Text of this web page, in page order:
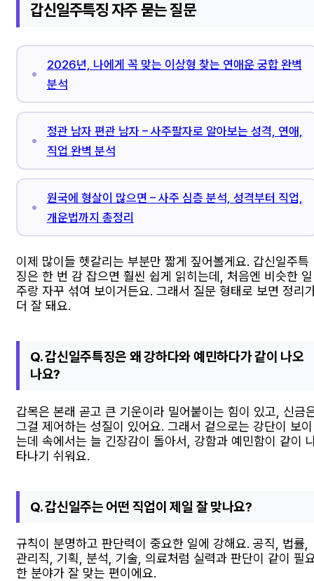
갑신일주특징 자주 묻는 질문
2026년, 나에게 꼭 맞는 이상형 찾는 연애운 궁합 완벽
분석
정관 남자 편관 남자 – 사주팔자로 알아보는 성격, 연애,
직업 완벽 분석
원국에 형살이 많으면 – 사주 심층 분석, 성격부터 직업,
개운법까지 총정리
이제 많이들 헷갈리는 부분만 짧게 짚어볼게요. 갑신일주특
징은 한 번 감 잡으면 훨씬 쉽게 읽히는데, 처음엔 비슷한 일
주랑 자꾸 섞여 보이거든요. 그래서 질문 형태로 보면 정리
더 잘 돼요.
Q. 갑신일주특징은 왜 강하다와 예민하다가 같이 나오
나요?
갑목은 본래 곧고 큰 기운이라 밀어붙이는 힘이 있고, 신금
그걸 제어하는 성질이 있어요. 그래서 겉으로는 강단이 보이
는데 속에서는 늘 긴장감이 돌아서, 강함과 예민함이 같이
타나기 쉬워요.
Q. 갑신일주는 어떤 직업이 제일 잘 맞나요?
규칙이 분명하고 판단력이 중요한 일에 강해요. 공직, 법률,
관리직, 기획, 분석, 기술, 의료처럼 실력과 판단이 같이 필
한 분야가 잘 맞는 편이에요.